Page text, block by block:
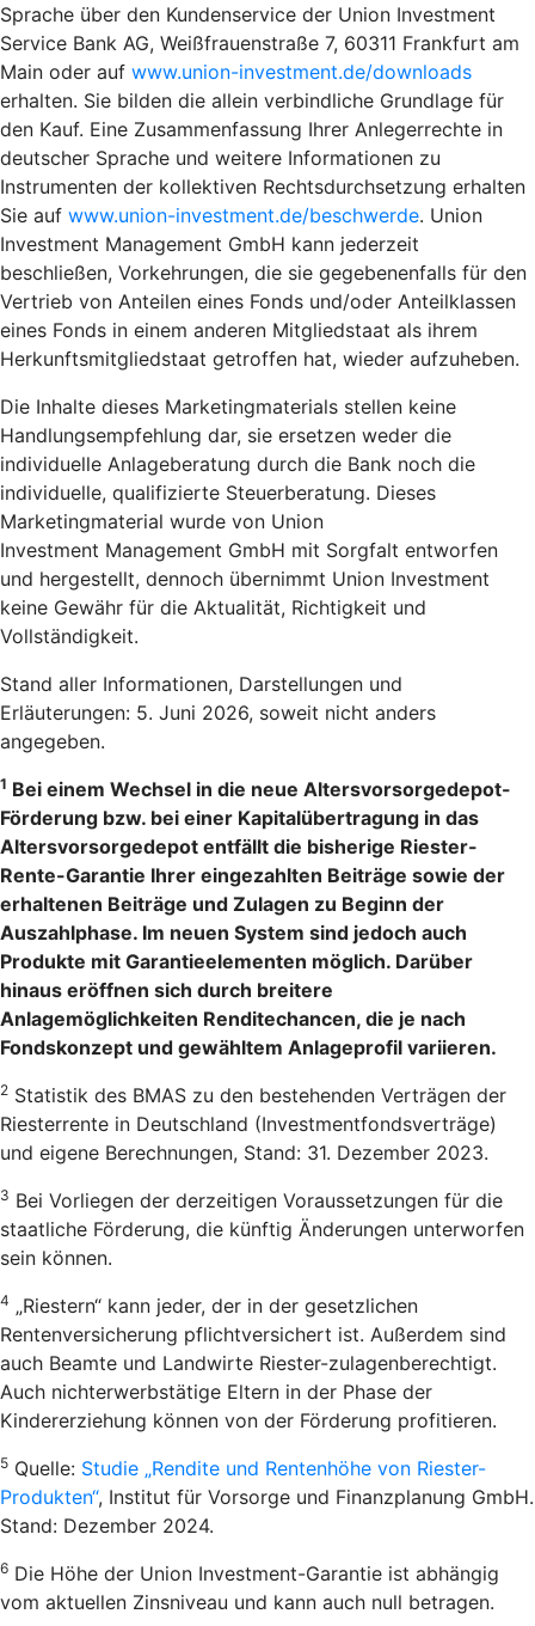
Sprache über den Kundenservice der Union Investment
Service Bank AG, Weißfrauenstraße 7, 60311 Frankfurt am
Main oder auf www.union-investment.de/downloads
erhalten. Sie bilden die allein verbindliche Grundlage für
den Kauf. Eine Zusammenfassung Ihrer Anlegerrechte in
deutscher Sprache und weitere Informationen zu
Instrumenten der kollektiven Rechtsdurchsetzung erhalten
Sie auf www.union-investment.de/beschwerde. Union
Investment Management GmbH kann jederzeit
beschließen, Vorkehrungen, die sie gegebenenfalls für den
Vertrieb von Anteilen eines Fonds und/oder Anteilklassen
eines Fonds in einem anderen Mitgliedstaat als ihrem
Herkunftsmitgliedstaat getroffen hat, wieder aufzuheben.
Die Inhalte dieses Marketingmaterials stellen keine
Handlungsempfehlung dar, sie ersetzen weder die
individuelle Anlageberatung durch die Bank noch die
individuelle, qualifizierte Steuerberatung. Dieses
Marketingmaterial wurde von Union
Investment Management GmbH mit Sorgfalt entworfen
und hergestellt, dennoch übernimmt Union Investment
keine Gewähr für die Aktualität, Richtigkeit und
Vollständigkeit.
Stand aller Informationen, Darstellungen und
Erläuterungen: 5. Juni 2026, soweit nicht anders
angegeben.
1 Bei einem Wechsel in die neue Altersvorsorgedepot-
Förderung bzw. bei einer Kapitalübertragung in das
Altersvorsorgedepot entfällt die bisherige Riester-
Rente-Garantie Ihrer eingezahlten Beiträge sowie der
erhaltenen Beiträge und Zulagen zu Beginn der
Auszahlphase. Im neuen System sind jedoch auch
Produkte mit Garantieelementen möglich. Darüber
hinaus eröffnen sich durch breitere
Anlagemöglichkeiten Renditechancen, die je nach
Fondskonzept und gewähltem Anlageprofil variieren.
2 Statistik des BMAS zu den bestehenden Verträgen der
Riesterrente in Deutschland (Investmentfondsverträge)
und eigene Berechnungen, Stand: 31. Dezember 2023.
3 Bei Vorliegen der derzeitigen Voraussetzungen für die
staatliche Förderung, die künftig Änderungen unterworfen
sein können.
4 „Riestern“ kann jeder, der in der gesetzlichen
Rentenversicherung pflichtversichert ist. Außerdem sind
auch Beamte und Landwirte Riester-zulagenberechtigt.
Auch nichterwerbstätige Eltern in der Phase der
Kindererziehung können von der Förderung profitieren.
5 Quelle: Studie „Rendite und Rentenhöhe von Riester-
Produkten“, Institut für Vorsorge und Finanzplanung GmbH.
Stand: Dezember 2024.
6 Die Höhe der Union Investment-Garantie ist abhängig
vom aktuellen Zinsniveau und kann auch null betragen.